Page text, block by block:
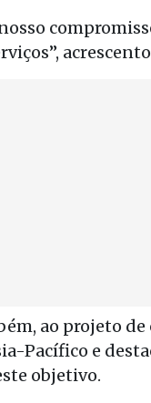
ao projeto
Pacífico e
objetivo.